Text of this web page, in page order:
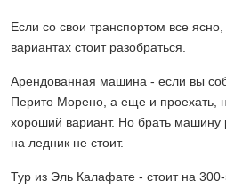
Если со свои транспортом все
вариантах стоит разобраться.
Арендованная машина - если вы
Перито Морено, а еще и проехать,
хороший вариант. Но брать машину
на ледник не стоит.
Тур из Эль Калафате - стоит на